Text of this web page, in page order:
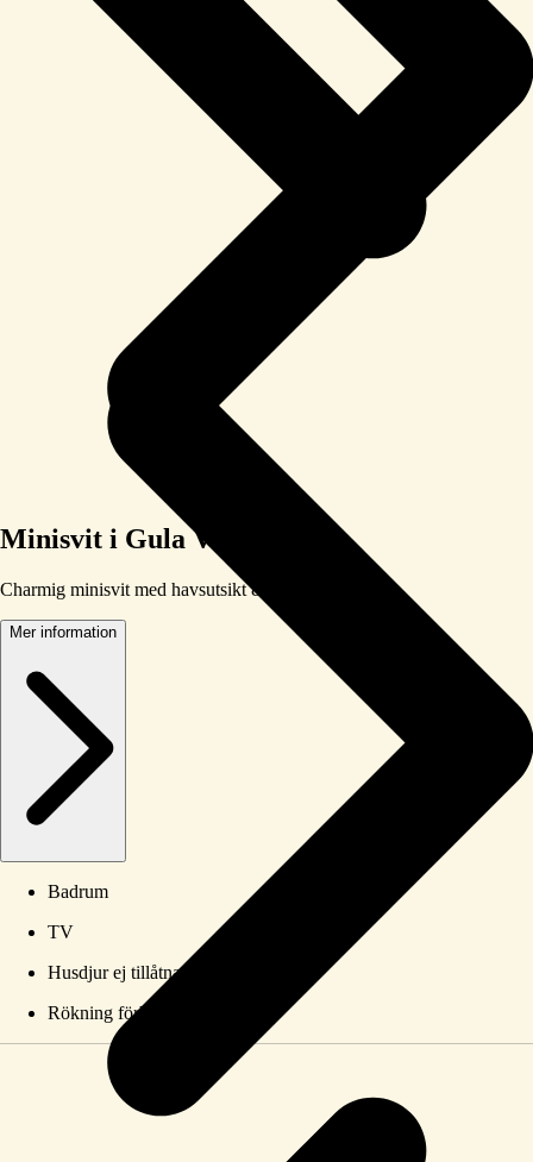
Minisvit i Gula Villan
Charmig minisvit med havsutsikt & balkong
Mer information
Badrum
TV
Husdjur ej tillåtna
Rökning förbjudet